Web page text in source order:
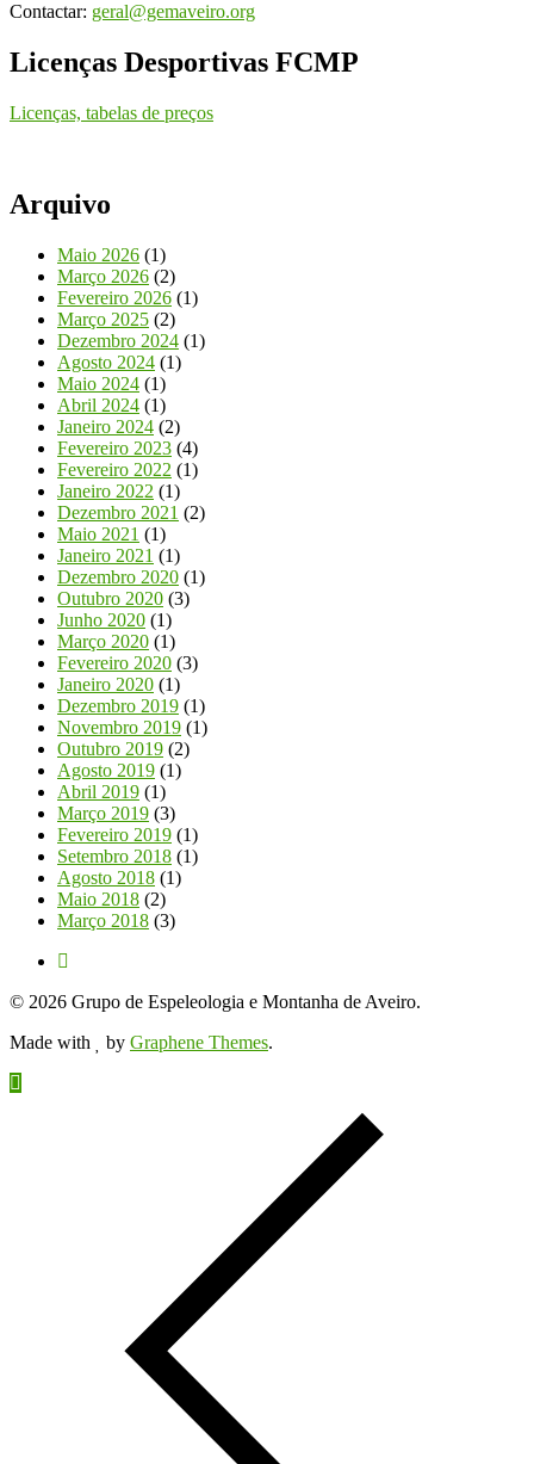
Contactar: geral@gemaveiro.org
Licenças Desportivas FCMP
Licenças, tabelas de preços
Arquivo
Maio 2026 (1)
Março 2026 (2)
Fevereiro 2026 (1)
Março 2025 (2)
Dezembro 2024 (1)
Agosto 2024 (1)
Maio 2024 (1)
Abril 2024 (1)
Janeiro 2024 (2)
Fevereiro 2023 (4)
Fevereiro 2022 (1)
Janeiro 2022 (1)
Dezembro 2021 (2)
Maio 2021 (1)
Janeiro 2021 (1)
Dezembro 2020 (1)
Outubro 2020 (3)
Junho 2020 (1)
Março 2020 (1)
Fevereiro 2020 (3)
Janeiro 2020 (1)
Dezembro 2019 (1)
Novembro 2019 (1)
Outubro 2019 (2)
Agosto 2019 (1)
Abril 2019 (1)
Março 2019 (3)
Fevereiro 2019 (1)
Setembro 2018 (1)
Agosto 2018 (1)
Maio 2018 (2)
Março 2018 (3)
© 2026 Grupo de Espeleologia e Montanha de Aveiro.
Made with
by Graphene Themes.